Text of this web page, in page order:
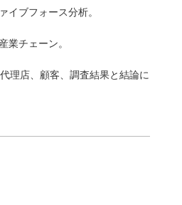
イブフォース分析。
業チェーン。
理店、顧客、調査結果と結論に